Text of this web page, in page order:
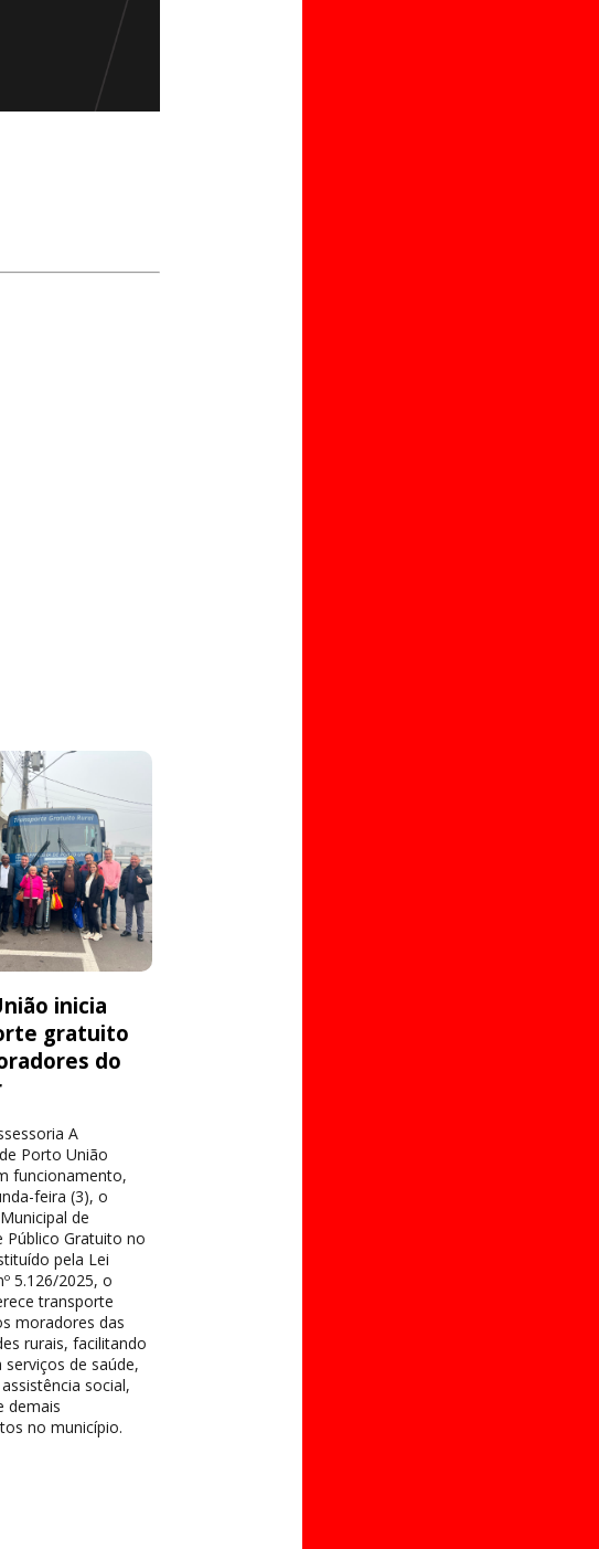
inicia
gratuito
do
A
Porto União
funcionamento,
feira (3), o
de
Público Gratuito no
pela Lei
5.126/2025, o
transporte
moradores das
rurais, facilitando
serviços de saúde,
social,
demais
no município.